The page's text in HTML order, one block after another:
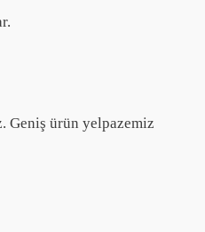
ürün yelpazemiz